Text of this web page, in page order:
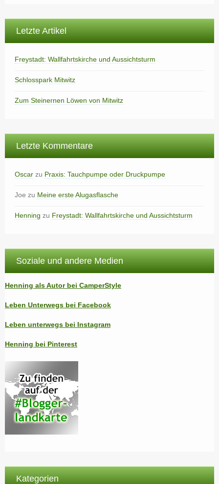
Letzte Artikel
Freystadt: Wallfahrtskirche und Aussichtsturm
Schlosspark Mitwitz
Zum Steinernen Löwen von Mitwitz
Letzte Kommentare
Oscar zu Praxis: Tauchpumpe oder Druckpumpe
Joe zu Meine erste Alugasflasche
Henning zu Freystadt: Wallfahrtskirche und Aussichtsturm
Soziale und andere Medien
Henning als Autor bei CamperStyle
Leben Unterwegs bei Facebook
Leben unterwegs bei Instagram
Henning bei Pinterest
Kategorien